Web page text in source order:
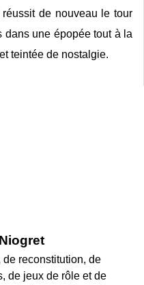
de nouveau le tour
dans une épopée tout à la
teintée de nostalgie.
de reconstitution, de
de jeux de rôle et de